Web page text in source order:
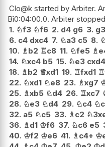
Clo@k started by Arbiter.
Bî0:04:00.0. Arbiter
1. ♘f3 ♘f6 2. d4 g6 3. g3
6. c4 dxc4 7. ♘a3 c5 8.
10. ♗b2 ♖c8 11. ♘fe5 ♗
14. ♘xc4 b5 15. ♘e3 cxd4
18. ♗b2 ♕xd1 19. ♖fxd1 ♖
22. ♘xd1 ♘e8 23. ♗xg7
25. ♗xb5 ♘d4 26. ♖xc7
28. ♘e3 ♘d4 29. ♘c4 ♘
32. a5 ♘c5 33. ♗c2 ♘
36. ♗d1 ♔f6 37. ♘c6 e5
40. ♔f2 ♔e6 41. ♗c4+ ♔